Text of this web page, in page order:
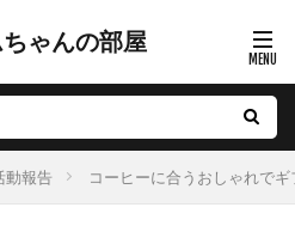
ゃんの部屋
動報告 コーヒーに合うおしゃれで